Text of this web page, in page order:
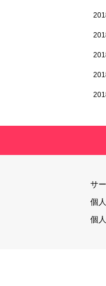
サ
個
個